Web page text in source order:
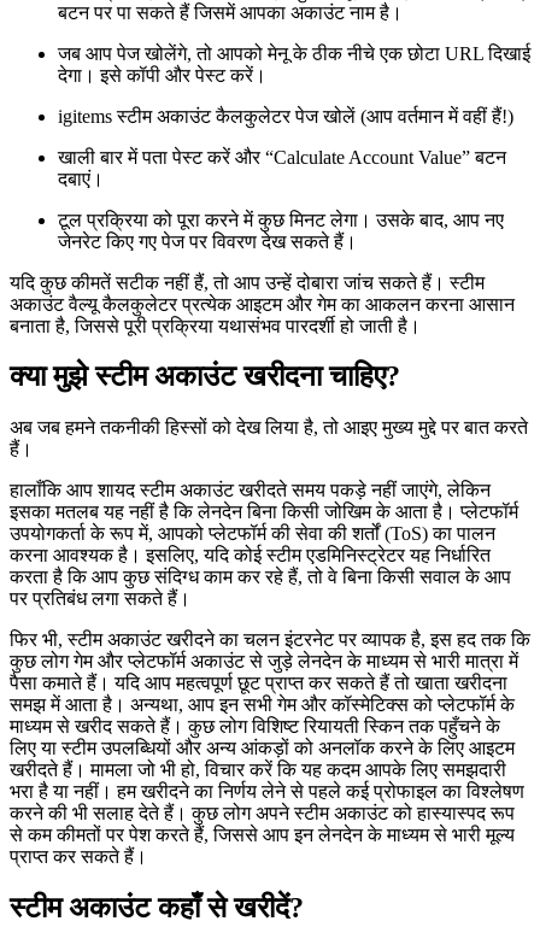
बटन पर पा सकते हैं जिसमें आपका अकाउंट नाम है।
जब आप पेज खोलेंगे, तो आपको मेनू के ठीक नीचे एक छोटा URL दिखाई
देगा। इसे कॉपी और पेस्ट करें।
igitems स्टीम अकाउंट कैलकुलेटर पेज खोलें (आप वर्तमान में वहीं हैं!)
खाली बार में पता पेस्ट करें और “Calculate Account Value” बटन
दबाएं।
टूल प्रक्रिया को पूरा करने में कुछ मिनट लेगा। उसके बाद, आप नए
जेनरेट किए गए पेज पर विवरण देख सकते हैं।
यदि कुछ कीमतें सटीक नहीं हैं, तो आप उन्हें दोबारा जांच सकते हैं। स्टीम
अकाउंट वैल्यू कैलकुलेटर प्रत्येक आइटम और गेम का आकलन करना आसान
बनाता है, जिससे पूरी प्रक्रिया यथासंभव पारदर्शी हो जाती है।
क्या मुझे स्टीम अकाउंट खरीदना चाहिए?
अब जब हमने तकनीकी हिस्सों को देख लिया है, तो आइए मुख्य मुद्दे पर बात करते
हैं।
हालाँकि आप शायद स्टीम अकाउंट खरीदते समय पकड़े नहीं जाएंगे, लेकिन
इसका मतलब यह नहीं है कि लेनदेन बिना किसी जोखिम के आता है। प्लेटफॉर्म
उपयोगकर्ता के रूप में, आपको प्लेटफॉर्म की सेवा की शर्तों (ToS) का पालन
करना आवश्यक है। इसलिए, यदि कोई स्टीम एडमिनिस्ट्रेटर यह निर्धारित
करता है कि आप कुछ संदिग्ध काम कर रहे हैं, तो वे बिना किसी सवाल के आप
पर प्रतिबंध लगा सकते हैं।
फिर भी, स्टीम अकाउंट खरीदने का चलन इंटरनेट पर व्यापक है, इस हद तक कि
कुछ लोग गेम और प्लेटफॉर्म अकाउंट से जुड़े लेनदेन के माध्यम से भारी मात्रा में
पैसा कमाते हैं। यदि आप महत्वपूर्ण छूट प्राप्त कर सकते हैं तो खाता खरीदना
समझ में आता है। अन्यथा, आप इन सभी गेम और कॉस्मेटिक्स को प्लेटफॉर्म के
माध्यम से खरीद सकते हैं। कुछ लोग विशिष्ट रियायती स्किन तक पहुँचने के
लिए या स्टीम उपलब्धियों और अन्य आंकड़ों को अनलॉक करने के लिए आइटम
खरीदते हैं। मामला जो भी हो, विचार करें कि यह कदम आपके लिए समझदारी
भरा है या नहीं। हम खरीदने का निर्णय लेने से पहले कई प्रोफाइल का विश्लेषण
करने की भी सलाह देते हैं। कुछ लोग अपने स्टीम अकाउंट को हास्यास्पद रूप
से कम कीमतों पर पेश करते हैं, जिससे आप इन लेनदेन के माध्यम से भारी मूल्य
प्राप्त कर सकते हैं।
स्टीम अकाउंट कहाँ से खरीदें?